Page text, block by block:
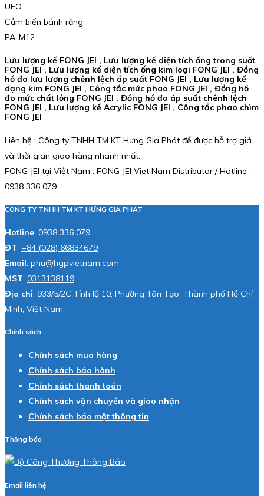
UFO
Cảm biến bánh răng
PA-M12
Lưu lượng kế FONG JEI , Lưu lượng kế diện tích ống trong suốt
FONG JEI , Lưu lượng kế diện tích ống kim loại FONG JEI , Đồng
hồ đo lưu lượng chênh lệch áp suất FONG JEI , Lưu lượng kế
dạng kim FONG JEI , Công tắc mức phao FONG JEI , Đồng hồ
đo mức chất lỏng FONG JEI , Đồng hồ đo áp suất chênh lệch
FONG JEI , Lưu lượng kế Acrylic FONG JEI , Công tắc phao chìm
FONG JEI
Liên hệ : Công ty TNHH TM KT Hưng Gia Phát để được hỗ trợ giá
và thời gian giao hàng nhanh nhất.
FONG JEI tại Việt Nam . FONG JEI Viet Nam Distributor / Hotline :
0938 336 079
CÔNG TY TNHH TM KT HƯNG GIA PHÁT
Hotline: 0938 336 079
ĐT: +84 (028) 66834679
Email: phu@hgpvietnam.com
MST: 0313138119
Địa chỉ: 933/5/2C Tỉnh lộ 10, Phường Tân Tạo, Thành phố Hồ Chí
Minh, Việt Nam.
Chính sách
Chính sách mua hàng
Chính sách bảo hành
Chính sách thanh toán
Chính sách vận chuyển và giao nhận
Chính sách bảo mật thông tin
Thông báo
Email liên hệ